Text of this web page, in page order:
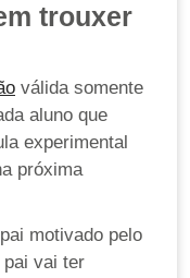
trouxer
válida somente
aluno que
experimental
próxima
motivado pelo
vai ter